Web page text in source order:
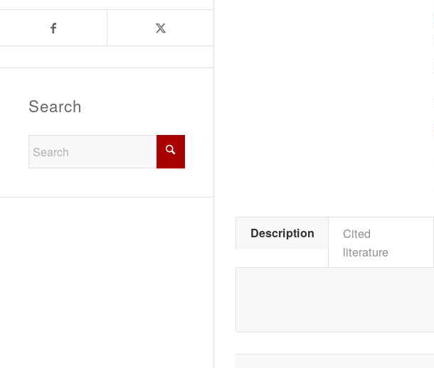
Search
Description
Cited
literature